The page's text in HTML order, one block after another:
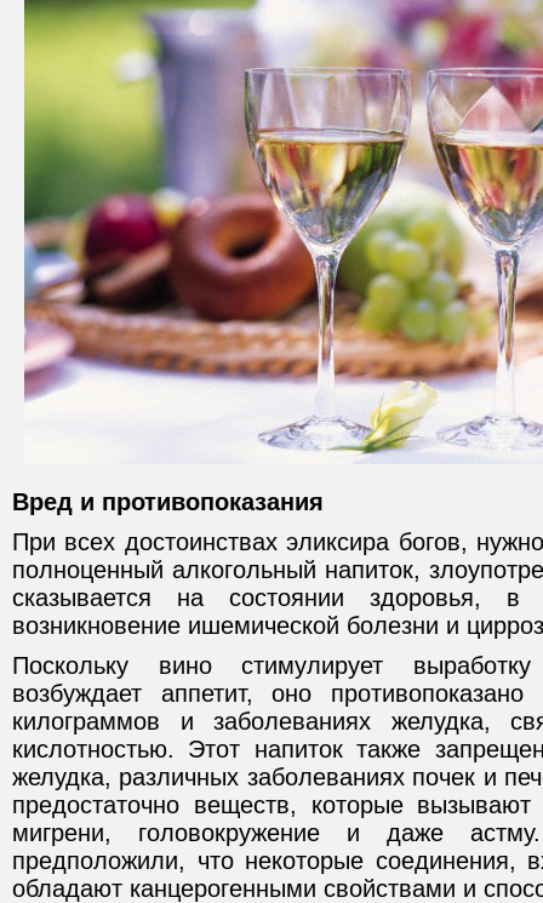
Вред и противопоказания
При всех достоинствах эликсира богов,
полноценный алкогольный напиток,
сказывается на состоянии здоровья, в
возникновение ишемической болезни и
Поскольку вино стимулирует
возбуждает аппетит, оно
килограммов и заболеваниях желудка,
кислотностью. Этот напиток также
желудка, различных заболеваниях почек и
предостаточно веществ, которые вызывают
мигрени, головокружение и даже
предположили, что некоторые соединения,
обладают канцерогенными свойствами и